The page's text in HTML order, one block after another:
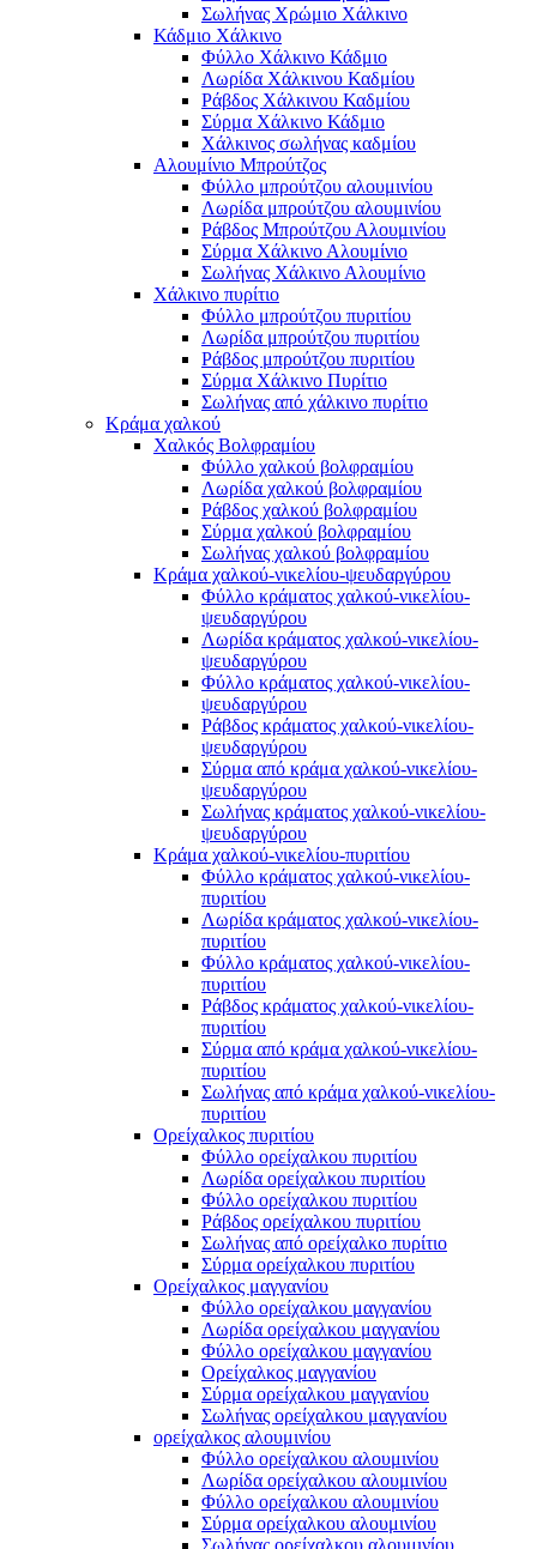
Σωλήνας Χρώμιο Χάλκινο
Κάδμιο Χάλκινο
Φύλλο Χάλκινο Κάδμιο
Λωρίδα Χάλκινου Καδμίου
Ράβδος Χάλκινου Καδμίου
Σύρμα Χάλκινο Κάδμιο
Χάλκινος σωλήνας καδμίου
Αλουμίνιο Μπρούτζος
Φύλλο μπρούτζου αλουμινίου
Λωρίδα μπρούτζου αλουμινίου
Ράβδος Μπρούτζου Αλουμινίου
Σύρμα Χάλκινο Αλουμίνιο
Σωλήνας Χάλκινο Αλουμίνιο
Χάλκινο πυρίτιο
Φύλλο μπρούτζου πυριτίου
Λωρίδα μπρούτζου πυριτίου
Ράβδος μπρούτζου πυριτίου
Σύρμα Χάλκινο Πυρίτιο
Σωλήνας από χάλκινο πυρίτιο
Κράμα χαλκού
Χαλκός Βολφραμίου
Φύλλο χαλκού βολφραμίου
Λωρίδα χαλκού βολφραμίου
Ράβδος χαλκού βολφραμίου
Σύρμα χαλκού βολφραμίου
Σωλήνας χαλκού βολφραμίου
Κράμα χαλκού-νικελίου-ψευδαργύρου
Φύλλο κράματος χαλκού-νικελίου-
ψευδαργύρου
Λωρίδα κράματος χαλκού-νικελίου-
ψευδαργύρου
Φύλλο κράματος χαλκού-νικελίου-
ψευδαργύρου
Ράβδος κράματος χαλκού-νικελίου-
ψευδαργύρου
Σύρμα από κράμα χαλκού-νικελίου-
ψευδαργύρου
Σωλήνας κράματος χαλκού-νικελίου-
ψευδαργύρου
Κράμα χαλκού-νικελίου-πυριτίου
Φύλλο κράματος χαλκού-νικελίου-
πυριτίου
Λωρίδα κράματος χαλκού-νικελίου-
πυριτίου
Φύλλο κράματος χαλκού-νικελίου-
πυριτίου
Ράβδος κράματος χαλκού-νικελίου-
πυριτίου
Σύρμα από κράμα χαλκού-νικελίου-
πυριτίου
Σωλήνας από κράμα χαλκού-νικελίου-
πυριτίου
Ορείχαλκος πυριτίου
Φύλλο ορείχαλκου πυριτίου
Λωρίδα ορείχαλκου πυριτίου
Φύλλο ορείχαλκου πυριτίου
Ράβδος ορείχαλκου πυριτίου
Σωλήνας από ορείχαλκο πυρίτιο
Σύρμα ορείχαλκου πυριτίου
Ορείχαλκος μαγγανίου
Φύλλο ορείχαλκου μαγγανίου
Λωρίδα ορείχαλκου μαγγανίου
Φύλλο ορείχαλκου μαγγανίου
Ορείχαλκος μαγγανίου
Σύρμα ορείχαλκου μαγγανίου
Σωλήνας ορείχαλκου μαγγανίου
ορείχαλκος αλουμινίου
Φύλλο ορείχαλκου αλουμινίου
Λωρίδα ορείχαλκου αλουμινίου
Φύλλο ορείχαλκου αλουμινίου
Σύρμα ορείχαλκου αλουμινίου
Σωλήνας ορείχαλκου αλουμινίου